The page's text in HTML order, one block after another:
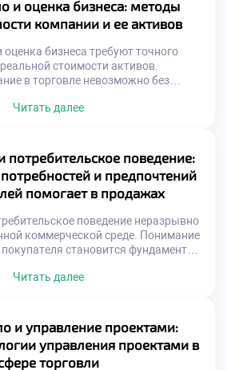
коммерсанта от случайного
портфеля требует глубокого
и трендов. Вложения […]
и оценка бизнеса: методы
компании и ее активов
оценка бизнеса требуют точного
стоимости активов.
в торговле невозможно без
меняет номинальную цену
структур. Экспертный
истинную экономическую суть
оценка предотвращает
потери. Специальность
Читать далее
потребительское поведение:
и предпочтений
помогает в продажах
поведение неразрывно
коммерческой среде. Понимание
становится фундаментом
процесс без стратегии.
невысказанные желания и
потребности. Именно такой
профессионала от […]
Читать далее
и управление проектами:
управления проектами в
торговли